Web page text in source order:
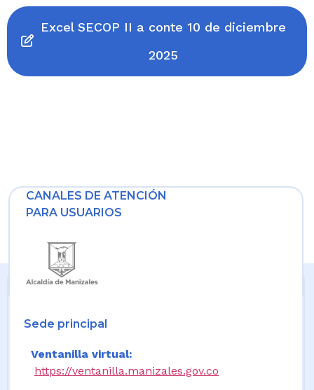
Excel SECOP II a conte 10 de diciembre
2025
CANALES DE ATENCIÓN
PARA USUARIOS
Sede principal
Ventanilla virtual:
https://ventanilla.manizales.gov.co